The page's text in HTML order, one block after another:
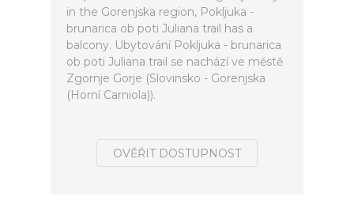
in the Gorenjska region, Pokljuka -
brunarica ob poti Juliana trail has a
balcony. Ubytování Pokljuka - brunarica
ob poti Juliana trail se nachází ve městě
Zgornje Gorje (Slovinsko - Gorenjska
(Horní Carniola)).
OVĚŘIT DOSTUPNOST